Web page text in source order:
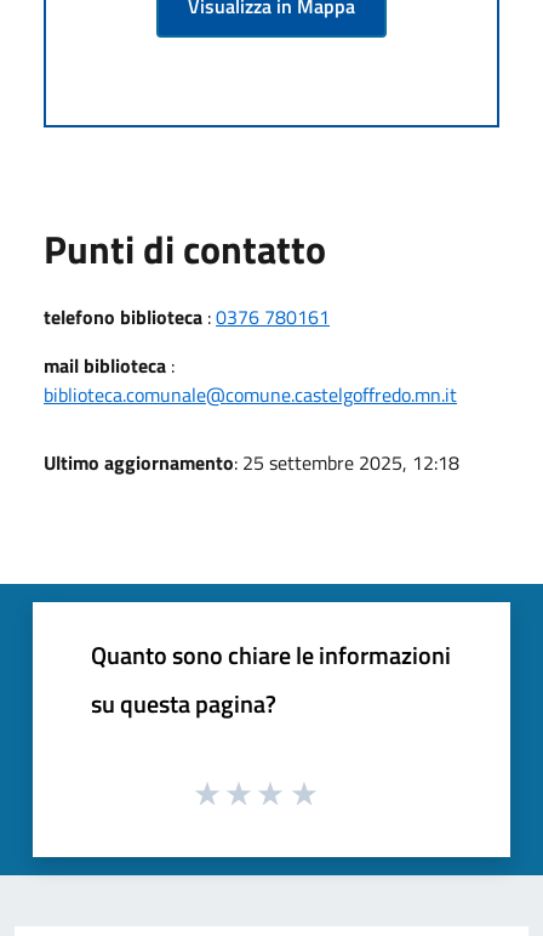
Punti di contatto
telefono biblioteca :0376 780161
mail biblioteca :
biblioteca.comunale@comune.castelgoffredo.mn.it
Ultimo aggiornamento: 25 settembre 2025, 12:18
Quanto sono chiare le informazioni
su questa pagina?